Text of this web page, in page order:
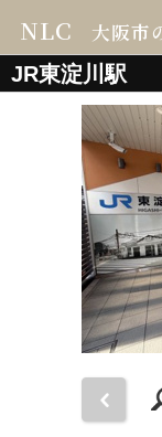
NLC 大阪市
JR東淀川駅